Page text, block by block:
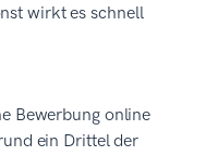
wirkt es schnell
Bewerbung online
ein Drittel der